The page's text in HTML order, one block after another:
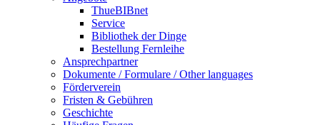
ThueBIBnet
Service
Bibliothek der Dinge
Bestellung Fernleihe
Ansprechpartner
Dokumente / Formulare / Other languages
Förderverein
Fristen & Gebühren
Geschichte